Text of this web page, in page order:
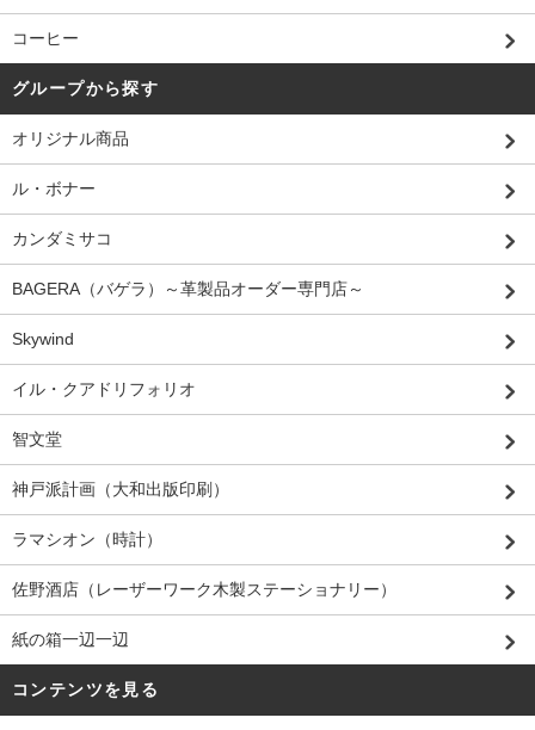
コーヒー
グループから探す
オリジナル商品
ル・ボナー
カンダミサコ
BAGERA（バゲラ）～革製品オーダー専門店～
Skywind
イル・クアドリフォリオ
智文堂
神戸派計画（大和出版印刷）
ラマシオン（時計）
佐野酒店（レーザーワーク木製ステーショナリー）
紙の箱一辺一辺
コンテンツを見る